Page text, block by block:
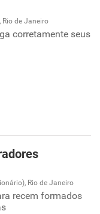
de Janeiro
corretamente seus
Rio de Janeiro
recem formados